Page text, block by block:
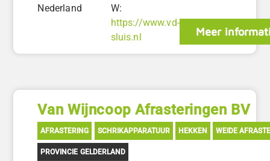
Nederland
W:
https://www.vd-
sluis.nl
Meer
Van Wijncoop Afrasteringen BV
AFRASTERING SCHRIKAPPARATUUR HEKKEN WEIDE
PROVINCIE GELDERLAND